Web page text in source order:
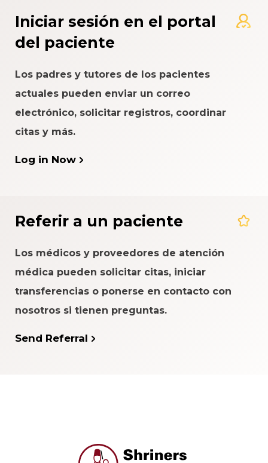
Iniciar sesión en el portal
del paciente
Los padres y tutores de los pacientes
actuales pueden enviar un correo
electrónico, solicitar registros, coordinar
citas y más.
Log in Now
Referir a un paciente
Los médicos y proveedores de atención
médica pueden solicitar citas, iniciar
transferencias o ponerse en contacto con
nosotros si tienen preguntas.
Send Referral